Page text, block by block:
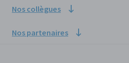
Nos collègues
Nos partenaires